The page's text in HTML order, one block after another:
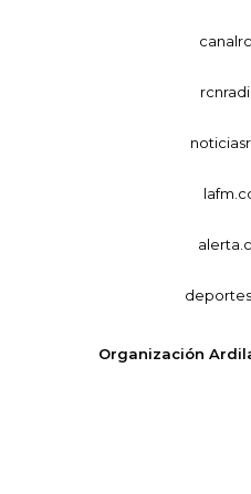
Organización